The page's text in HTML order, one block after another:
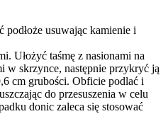
podłoże usuwając kamienie i
Ułożyć taśmę z nasionami na
w skrzynce, następnie przykryć ją
cm grubości. Obficie podlać i
do przesuszenia w celu
donic zaleca się stosować